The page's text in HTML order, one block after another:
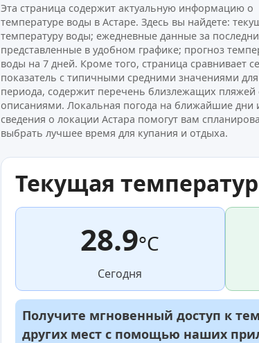
Эта страница содержит актуальную информацию о
температуре воды в Астаре. Здесь вы найдете:
температуру воды; ежедневные данные за
представленные в удобном графике; прогноз
воды на 7 дней. Кроме того, страница сравнивает
показатель с типичными средними значениями для
периода, содержит перечень близлежащих пляжей
описаниями. Локальная погода на ближайшие дни
сведения о локации Астара помогут вам
выбрать лучшее время для купания и отдыха.
Текущая
28.9°C
Сегодня
Получите мгновенный доступ к
других мест с помощью наших